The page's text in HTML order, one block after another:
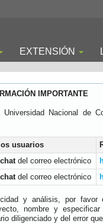
EXTENSIÓN
IMPORTANTE
Nacional de
usuarios
chatdel correo electrónico
chatdel correo electrónico
y análisis, por favor
nombre y especificar
diligenciado y del error